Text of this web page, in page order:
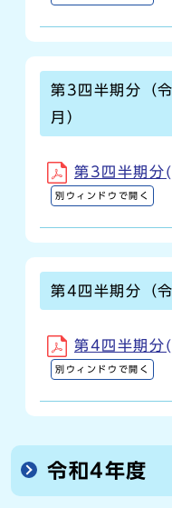
第3四半期分（
月）
第3四半期
別ウィンドウで開く
第4四半期分（
第4四半期
別ウィンドウで開く
令和4年度